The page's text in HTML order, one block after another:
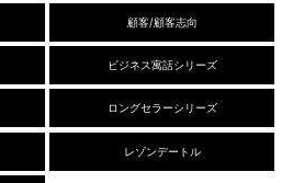
顧客/顧客志向
ビジネス寓話シリーズ
ロングセラーシリーズ
レゾンデートル